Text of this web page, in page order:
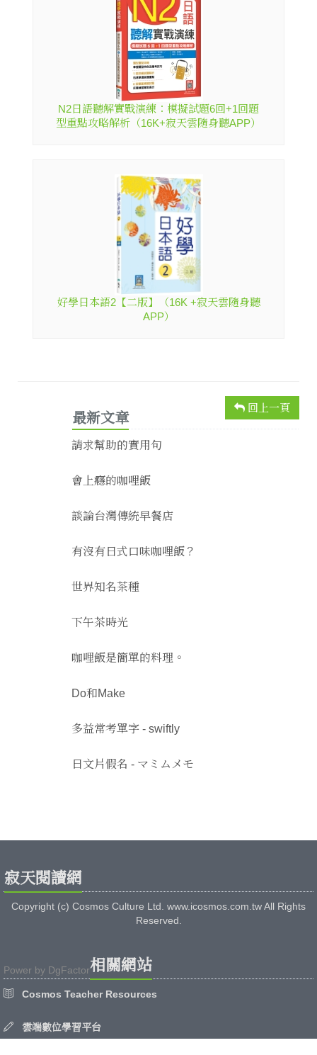
N2日語聽解實戰演練：模擬試題6回+1回題
型重點攻略解析（16K+寂天雲隨身聽APP）
好學日本語2【二版】（16K +寂天雲隨身聽
APP）
回上一頁
最新文章
請求幫助的實用句
會上癮的咖哩飯
談論台灣傳統早餐店
有沒有日式口味咖哩飯？
世界知名茶種
下午茶時光
咖哩飯是簡單的料理。
Do和Make
多益常考單字 - swiftly
日文片假名 - マミムメモ
寂天閱讀網
Copyright (c) Cosmos Culture Ltd. www.icosmos.com.tw All Rights
Reserved.
Power by DgFactor相關網站
Cosmos Teacher Resources
雲端數位學習平台